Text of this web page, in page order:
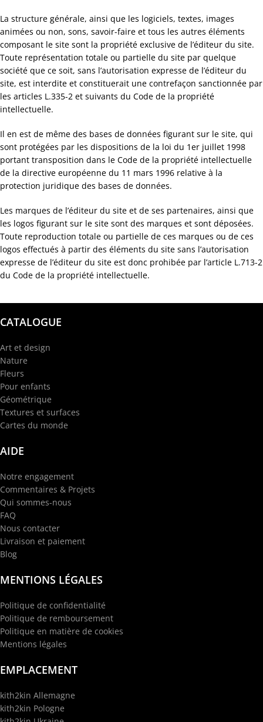
La structure générale, ainsi que les logiciels, textes, images
animées ou non, sons, savoir-faire et tous les autres éléments
composant le site sont la propriété exclusive de l’éditeur du site.
Toute représentation totale ou partielle du site par quelque
société que ce soit, sans l’autorisation expresse de l’éditeur du
site, est interdite et constituerait une contrefaçon sanctionnée par
les articles L.335-2 et suivants du Code de la propriété
intellectuelle.
Il en est de même des bases de données figurant sur le site, qui
sont protégées par les dispositions de la loi du 1er juillet 1998
portant transposition dans le Code de la propriété intellectuelle
de la directive européenne du 11 mars 1996 relative à la
protection juridique des bases de données.
Les marques de l’éditeur du site et de ses partenaires, ainsi que
les logos figurant sur le site sont des marques et sont déposées.
Toute reproduction totale ou partielle de ces marques ou de ces
logos effectués à partir des éléments du site sans l’autorisation
expresse de l’éditeur du site est donc prohibée par l’article L.713-2
du Code de la propriété intellectuelle.
CATALOGUE
Art et design
Nature
Fleurs
Pour enfants
Géométrique
Textures et surfaces
Cartes du monde
AIDE
Notre engagement
Commentaires & Projets
Qui sommes-nous
FAQ
Nous contacter
Livraison et paiement
Blog
MENTIONS LÉGALES
Politique de confidentialité
Politique de remboursement
Politique en matière de cookies
Mentions légales
EMPLACEMENT
kith2kin Allemagne
kith2kin Pologne